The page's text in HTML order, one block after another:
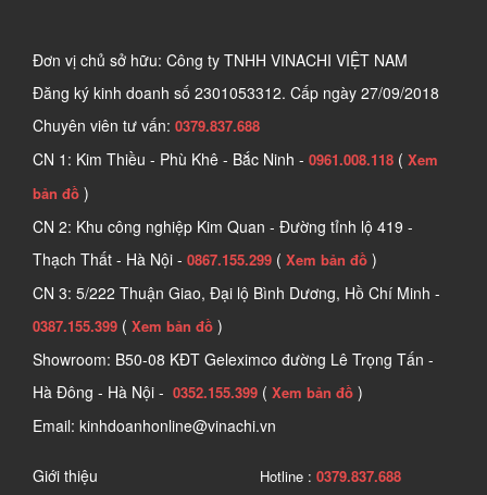
Đơn vị chủ sở hữu: Công ty TNHH VINACHI VIỆT NAM
Đăng ký kinh doanh số 2301053312. Cấp ngày 27/09/2018
Chuyên viên tư vấn: 0379.837.688
CN 1: Kim Thiều - Phù Khê - Bắc Ninh - 0961.008.118 ( Xem
bản đồ )
CN 2: Khu công nghiệp Kim Quan - Đường tỉnh lộ 419 -
Thạch Thất - Hà Nội - 0867.155.299 ( Xem bản đồ )
CN 3: 5/222 Thuận Giao, Đại lộ Bình Dương, Hồ Chí Minh -
0387.155.399 ( Xem bản đồ )
Showroom: B50-08 KĐT Geleximco đường Lê Trọng Tấn -
Hà Đông - Hà Nội - 0352.155.399 ( Xem bản đồ )
Email: kinhdoanhonline@vinachi.vn
Giới thiệu
Hotline : 0379.837.688